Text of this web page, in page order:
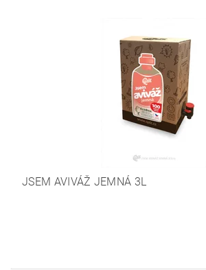
JSEM AVIVÁŽ JEMNÁ 3L